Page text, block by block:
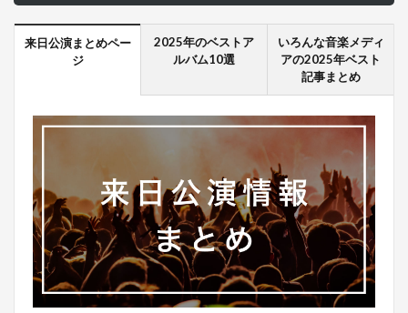
来日公演まとめペー
ジ
2025年のベストア
ルバム10選
いろんな音楽メディ
アの2025年ベスト
記事まとめ